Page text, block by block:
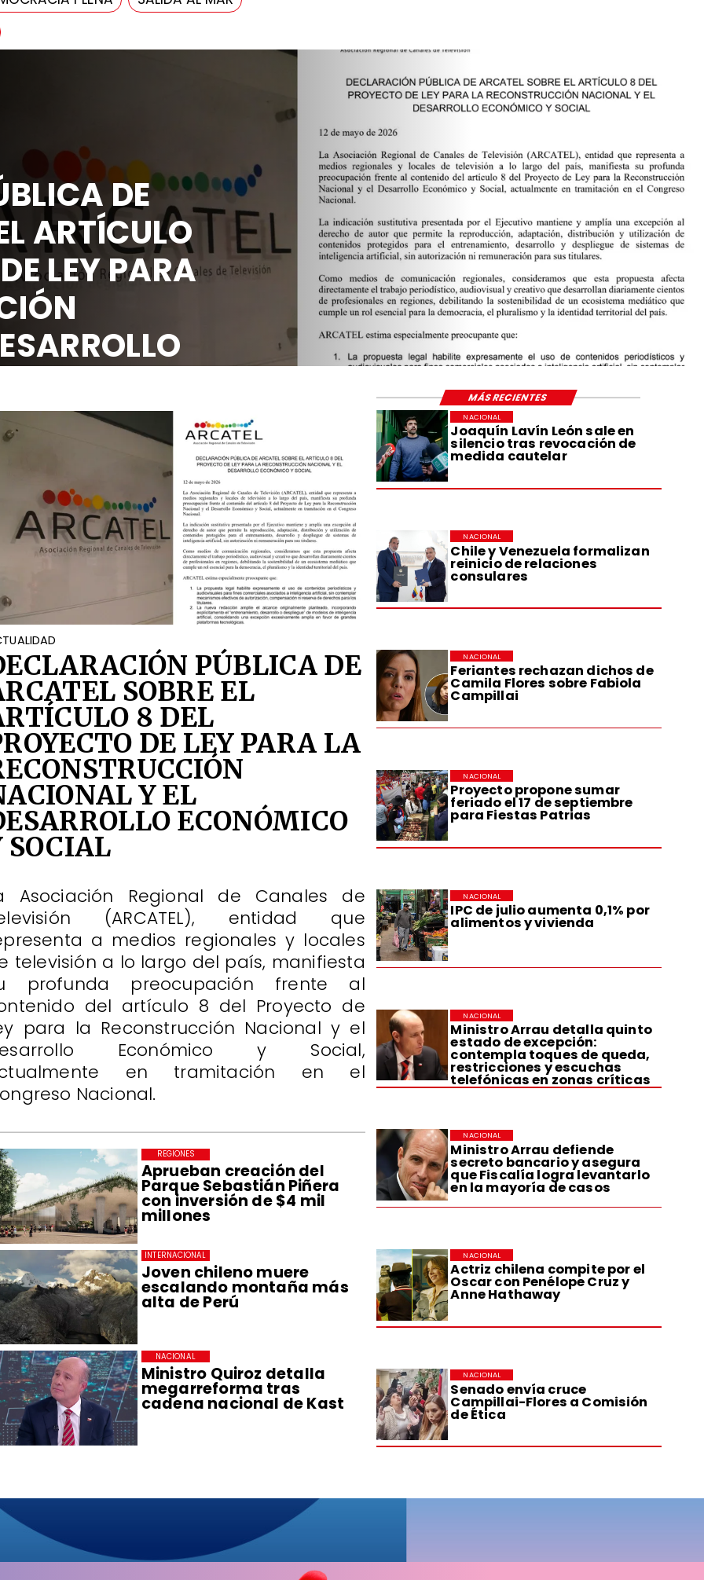
DE
EL ARTÍCULO
DE LEY PARA
Joaquín Lavín León sale en
silencio tras revocación de
medida cautelar
NACIONAL
Chile y Venezuela formalizan
reinicio de relaciones
consulares
NACIONAL
Feriantes rechazan dichos de
Camila Flores sobre Fabiola
Campillai
NACIONAL
Proyecto propone sumar
feriado el 17 de septiembre
para Fiestas Patrias
NACIONAL
IPC de julio aumenta 0,1% por
alimentos y vivienda
NACIONAL
Ministro Arrau detalla quinto
estado de excepción:
contempla toques de queda,
restricciones y escuchas
telefónicas en zonas críticas
NACIONAL
Ministro Arrau defiende
secreto bancario y asegura
que Fiscalía logra levantarlo
en la mayoría de casos
NACIONAL
Actriz chilena compite por el
Oscar con Penélope Cruz y
Anne Hathaway
NACIONAL
Senado envía cruce
Campillai-Flores a Comisión
de Ética
NACIONAL
Aprueban creación del
Parque Sebastián Piñera
con inversión de $4 mil
millones
REGIONES
Joven chileno muere
escalando montaña más
alta de Perú
INTERNACIONAL
Ministro Quiroz detalla
megarreforma tras
cadena nacional de Kast
NACIONAL
PÚBLICA DE
SOBRE EL
8 DEL
DE LEY PARA LA
Y EL
ECONÓMICO
SOCIAL
Asociación Regional de Canales de
(ARCATEL), entidad que
a medios regionales y locales
televisión a lo largo del país, manifiesta
profunda preocupación frente al
del artículo 8 del Proyecto de
para la Reconstrucción Nacional y el
Económico y Social,
en tramitación en el
Nacional.
MÁS RECIENTES